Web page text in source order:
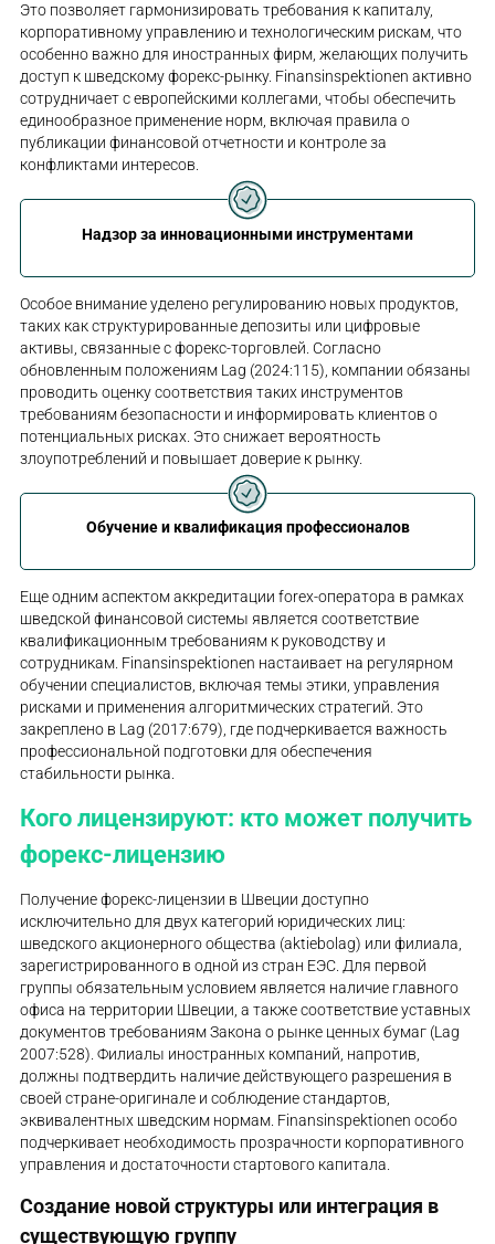
Это позволяет гармонизировать требования к капиталу,
корпоративному управлению и технологическим рискам, что
особенно важно для иностранных фирм, желающих получить
доступ к шведскому форекс-рынку. Finansinspektionen активно
сотрудничает с европейскими коллегами, чтобы обеспечить
единообразное применение норм, включая правила о
публикации финансовой отчетности и контроле за
конфликтами интересов.
Надзор за инновационными инструментами
Особое внимание уделено регулированию новых продуктов,
таких как структурированные депозиты или цифровые
активы, связанные с форекс-торговлей. Согласно
обновленным положениям Lag (2024:115), компании обязаны
проводить оценку соответствия таких инструментов
требованиям безопасности и информировать клиентов о
потенциальных рисках. Это снижает вероятность
злоупотреблений и повышает доверие к рынку.
Обучение и квалификация профессионалов
Еще одним аспектом аккредитации forex-оператора в рамках
шведской финансовой системы является соответствие
квалификационным требованиям к руководству и
сотрудникам. Finansinspektionen настаивает на регулярном
обучении специалистов, включая темы этики, управления
рисками и применения алгоритмических стратегий. Это
закреплено в Lag (2017:679), где подчеркивается важность
профессиональной подготовки для обеспечения
стабильности рынка.
Кого лицензируют: кто может получить
форекс-лицензию
Получение форекс-лицензии в Швеции доступно
исключительно для двух категорий юридических лиц:
шведского акционерного общества (aktiebolag) или филиала,
зарегистрированного в одной из стран ЕЭС. Для первой
группы обязательным условием является наличие главного
офиса на территории Швеции, а также соответствие уставных
документов требованиям Закона о рынке ценных бумаг (Lag
2007:528). Филиалы иностранных компаний, напротив,
должны подтвердить наличие действующего разрешения в
своей стране-оригинале и соблюдение стандартов,
эквивалентных шведским нормам. Finansinspektionen особо
подчеркивает необходимость прозрачности корпоративного
управления и достаточности стартового капитала.
Создание новой структуры или интеграция в
существующую группу